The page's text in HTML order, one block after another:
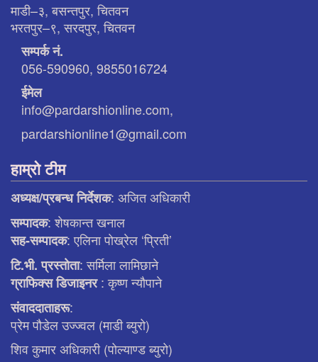
माडी–३, बसन्तपुर, चितवन
भरतपुर–९, सरदपुर, चितवन
सम्पर्क नं.
056-590960, 9855016724
ईमेल
info@pardarshionline.com,
pardarshionline1@gmail.com
हाम्रो टीम
अध्यक्ष/प्रबन्ध निर्देशक: अजित अधिकारी
सम्पादक: शेषकान्त खनाल
सह-सम्पादक: एलिना पाेख्रेल ‘प्रिती’
टि.भी. प्रस्ताेता: सर्मिला लामिछाने
ग्राफिक्स डिजाइनर: कृष्ण न्याैपाने
संवाददाताहरू:
प्रेम पौडेल उज्ज्वल (माडी ब्युरो)
शिव कुमार अधिकारी (पोल्याण्ड ब्युरो)